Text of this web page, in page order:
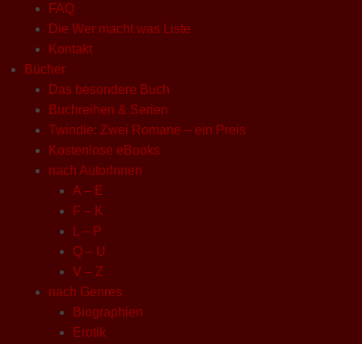
FAQ
Die Wer macht was Liste
Kontakt
Bücher
Das besondere Buch
Buchreihen & Serien
Twindie: Zwei Romane – ein Preis
Kostenlose eBooks
nach AutorInnen
A – E
F – K
L – P
Q – U
V – Z
nach Genres
Biographien
Erotik